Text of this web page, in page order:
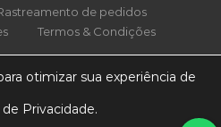
de pedidos
Termos & Condições
otimizar sua experiência de
Privacidade.